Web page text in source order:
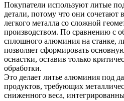
Покупатели используют литые
детали, потому что они сочетают
легкого металла со сложной
производством. По сравнению с
сплошного алюминия на станке,
позволяет сформировать
оснастки, оставив только
обработки.
Это делает литье алюминия под
продуктов, требующих
сниженного веса,